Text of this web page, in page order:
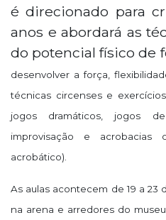
é direcionado para
anos e abordará as
do potencial físico de
desenvolver a força,
técnicas circenses e
jogos dramáticos, jogos
improvisação e
acrobático).
As aulas acontecem de 19 a 23
na arena e arredores do